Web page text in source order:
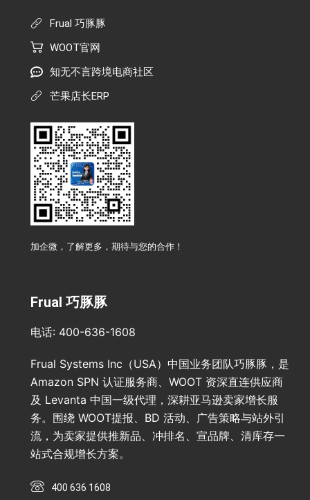
Frual 巧豚豚
WOOT官网
知无不言跨境电商社区
芒果店长ERP
加企微，了解更多，期待与您的合作！
Frual 巧豚豚
电话: 400-636-1608
Frual Systems Inc（USA）中国业务团队巧豚豚，是
Amazon SPN 认证服务商、WOOT 资深直连供应商
及 Levanta 中国一级代理，深耕亚马逊卖家增长服
务。围绕 WOOT提报、BD 活动、广告策略与站外引
流，为卖家提供推新品、冲排名、宣品牌、清库存一
站式合规增长方案。
400 636 1608